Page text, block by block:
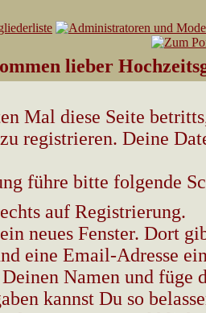
lieber
Mal diese Seite
registrieren. Deine
führe bitte folgende
auf Registrierung.
neues Fenster. Dort
eine Email-Adresse
Namen und füge
kannst Du so